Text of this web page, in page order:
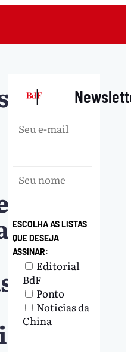
|
ESCOLHA AS LISTAS
QUE DESEJA
ASSINAR:
Editorial
BdF
Ponto
Notícias da
China